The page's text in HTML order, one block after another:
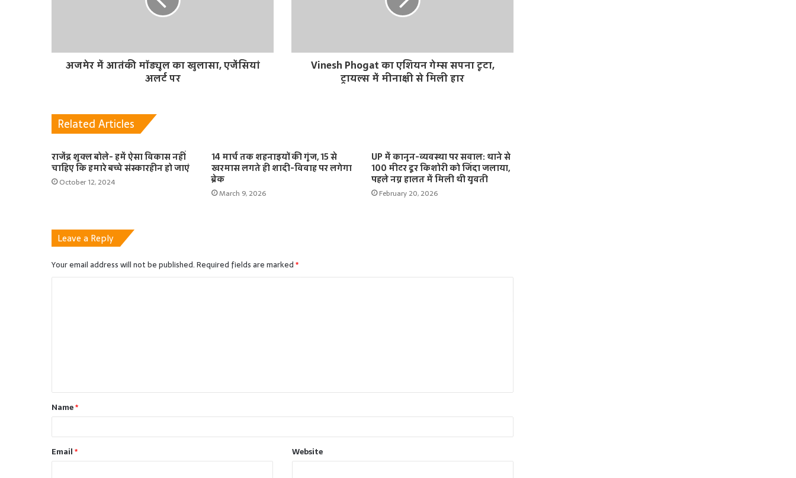
अजमेर में आतंकी मॉड्यूल का खुलासा, एजेंसियां
अलर्ट पर
Vinesh Phogat का एशियन गेम्स सपना टूटा,
ट्रायल्स में मीनाक्षी से मिली हार
Related Articles
राजेंद्र शुक्ल बोले- हमें ऐसा विकास नहीं
चाहिए कि हमारे बच्चे संस्कारहीन हो जाएं
October 12, 2024
14 मार्च तक शहनाइयों की गूंज, 15 से
खरमास लगते ही शादी-विवाह पर लगेगा
ब्रेक
March 9, 2026
UP में कानून-व्यवस्था पर सवाल: थाने से
100 मीटर दूर किशोरी को जिंदा जलाया,
पहले नग्न हालत में मिली थी युवती
February 20, 2026
Leave a Reply
Your email address will not be published.Required fields are marked*
t
*Name*
Email* Website